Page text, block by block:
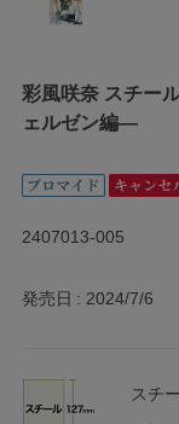
彩風咲奈 スチー
ェルゼン編―
2407013-005
発売日 2024/7/6
スチ